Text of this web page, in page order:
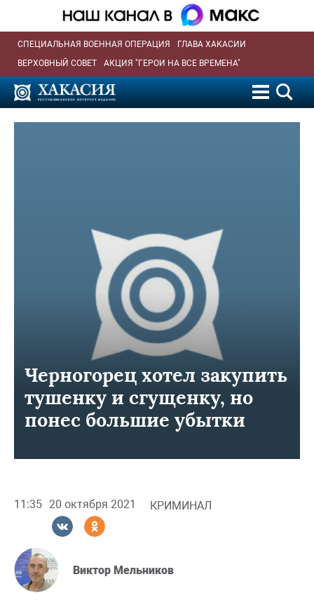
СПЕЦИАЛЬНАЯ ВОЕННАЯ ОПЕРАЦИЯ
ГЛАВА ХАКАСИИ
ВЕРХОВНЫЙ СОВЕТ
АКЦИЯ "ГЕРОИ НА ВСЕ ВРЕМЕНА"
Черногорец хотел закупить
тушенку и сгущенку, но
понес большие убытки
11:35 20 октября 2021 КРИМИНАЛ
Виктор Мельников